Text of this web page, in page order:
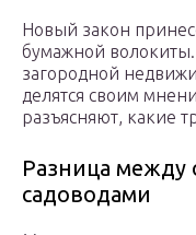
Новый закон
бумажной
загородной
делятся своим
разъясняют, какие
Разница между
садоводами